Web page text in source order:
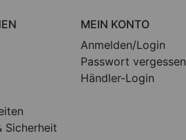
Sicherheit
MEIN KONTO
Anmelden/Login
Passwort vergessen
Händler-Login